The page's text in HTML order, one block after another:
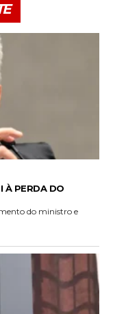
À PERDA DO
do ministro e